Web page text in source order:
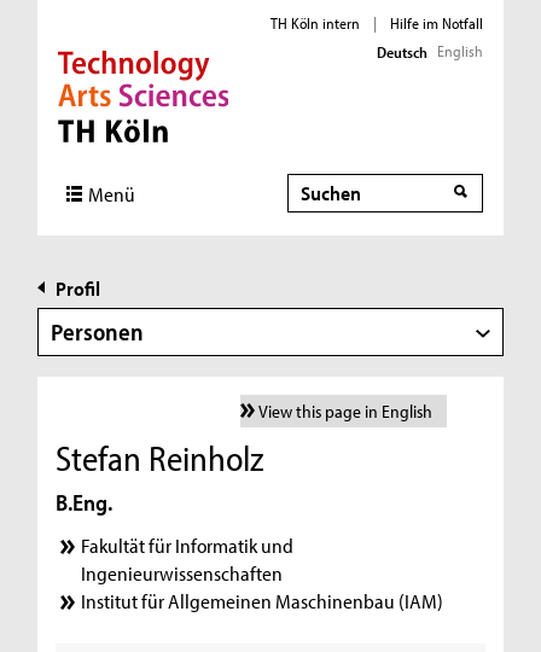
Direkt zur Hauptnavigation
Direkt zur Subnavigation
Direkt zum Inhalt
Direkt zum Fußbereich
TH Köln intern |
Hilfe im Notfall
Deutsch English
Menü Suche
Profil
Personen
View this page in English
Stefan Reinholz
B.Eng.
Fakultät für Informatik und
Ingenieurwissenschaften
Institut für Allgemeinen Maschinenbau (IAM)